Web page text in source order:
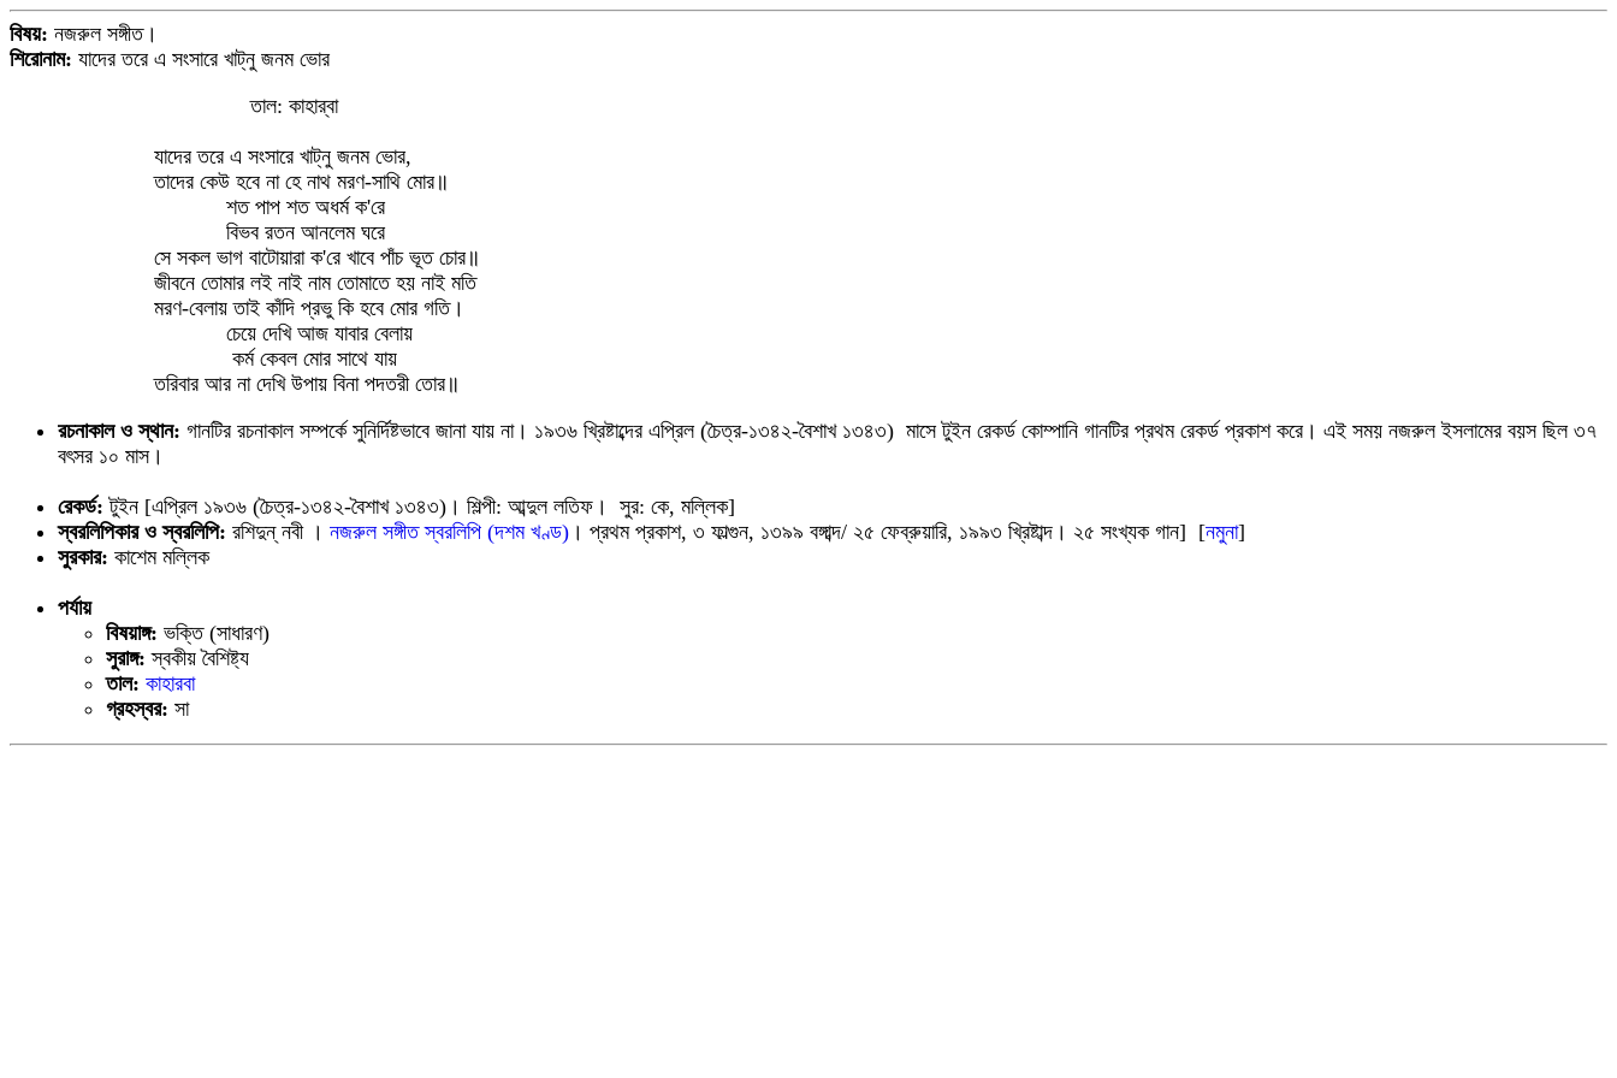
বিষয়: নজরুল সঙ্গীত।
শিরোনাম: যাদের তরে এ সংসারে খাট্‌নু জনম ভোর
তাল: কাহার্‌বা
যাদের তরে এ সংসারে খাট্‌নু জনম ভোর,
তাদের কেউ হবে না হে নাথ মরণ-সাথি মোর॥
শত পাপ শত অধর্ম ক'রে
বিভব রতন আনলেম ঘরে
সে সকল ভাগ বাটোয়ারা ক'রে খাবে পাঁচ ভূত চোর॥
জীবনে তোমার লই নাই নাম তোমাতে হয় নাই মতি
মরণ-বেলায় তাই কাঁদি প্রভু কি হবে মোর গতি।
চেয়ে দেখি আজ যাবার বেলায়
কর্ম কেবল মোর সাথে যায়
তরিবার আর না দেখি উপায় বিনা পদতরী তোর॥
রচনাকাল ও স্থান: গানটির রচনাকাল সম্পর্কে সুনির্দিষ্টভাবে জানা যায় না। ১৯৩৬ খ্রিষ্টাব্দের এপ্রিল (চৈত্র-১৩৪২-বৈশাখ ১৩৪৩) মাসে টুইন রেকর্ড কোম্পানি গানটির প্রথম রেকর্ড প্রকাশ করে। এই সময় নজরুল ইসলামের বয়স ছিল ৩৭
বৎসর ১০ মাস।
রেকর্ড: টুইন [এপ্রিল ১৯৩৬ (চৈত্র-১৩৪২-বৈশাখ ১৩৪৩)। শিল্পী: আব্দুল লতিফ। সুর: কে, মল্লিক]
স্বরলিপিকার ও স্বরলিপি: রশিদুন্ নবী । নজরুল সঙ্গীত স্বরলিপি (দশম খণ্ড) । প্রথম প্রকাশ, ৩ ফাল্গুন, ১৩৯৯ বঙ্গাব্দ/ ২৫ ফেব্রুয়ারি, ১৯৯৩ খ্রিষ্টাব্দ। ২৫ সংখ্যক গান] [নমুনা]
সুরকার: কাশেম মল্লিক
পর্যায়
বিষয়াঙ্গ: ভক্তি (সাধারণ)
সুরাঙ্গ:স্বকীয় বৈশিষ্ট্য
তাল: কাহারবা
গ্রহস্বর: সা